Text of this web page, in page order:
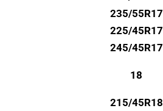
235/55R17
225/45R17
245/45R17
18
215/45R18